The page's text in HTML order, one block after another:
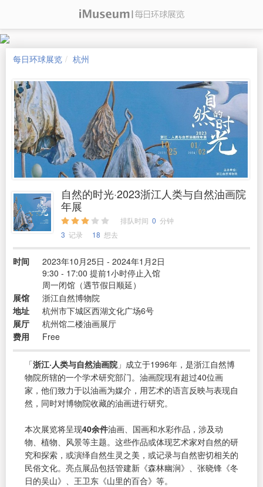
每日环球展览 杭州
自然的时光·2023浙江人类与自然油画院
年展
排队时间 0 分钟
3 记录 18 想去
时间
2023年10月25日 - 2024年1月2日
9:30 - 17:00 提前1小时停止入馆
周一闭馆（遇节假日顺延）
展馆
浙江自然博物院
地址
杭州市下城区西湖文化广场6号
展厅
杭州馆二楼油画展厅
费用
Free
「浙江·人类与自然油画院 」成立于1996年，是浙江自然博
物院所辖的一个学术研究部门。油画院现有超过40位画
家，他们致力于以油画为媒介，用艺术的语言反映与表现自
然，同时对博物院收藏的油画进行研究。
本次展览将呈现40余件油画、国画和水彩作品，涉及动
物、植物、风景等主题。这些作品或体现艺术家对自然的研
究和探索，或演绎自然生灵之美，或记录与自然密切相关的
民俗文化。亮点展品包括管建新《森林幽涧》、张晓锋《冬
日的吴山》、王卫东《山里的百合》等。